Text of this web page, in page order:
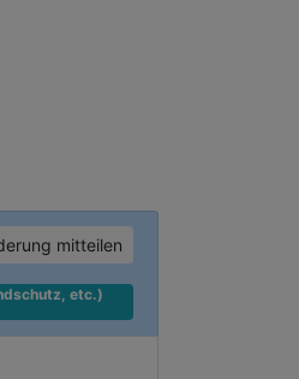
mitteilen
etc.)